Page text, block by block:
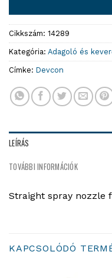
Cikkszám: 14289
Kategória: Adagoló és
Címke: Devcon
LEÍRÁS
TOVÁBBI INFORMÁCIÓK
Straight spray nozzle
KAPCSOLÓDÓ